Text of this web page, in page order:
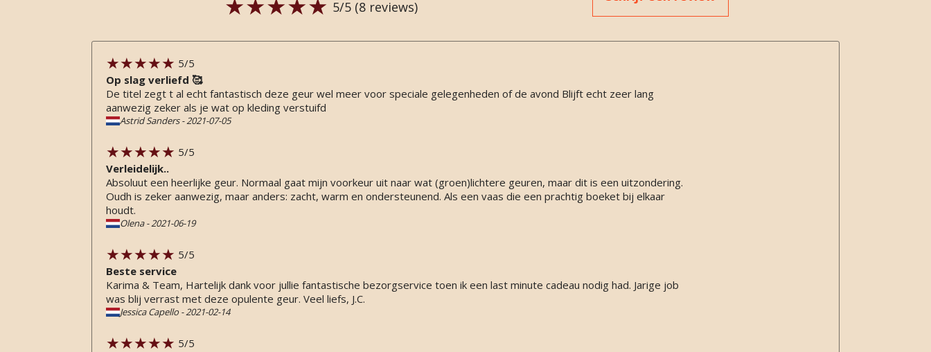
5/5 (8 reviews)
5/5
Op slag verliefd 🥰
De titel zegt t al echt fantastisch deze geur wel meer voor speciale gelegenheden of de avond Blijft echt zeer lang
aanwezig zeker als je wat op kleding verstuifd
Astrid Sanders-2021-07-05
5/5
Verleidelijk..
Absoluut een heerlijke geur. Normaal gaat mijn voorkeur uit naar wat (groen)lichtere geuren, maar dit is een uitzondering.
Oudh is zeker aanwezig, maar anders: zacht, warm en ondersteunend. Als een vaas die een prachtig boeket bij elkaar
houdt.
Olena-2021-06-19
5/5
Beste service
Karima & Team, Hartelijk dank voor jullie fantastische bezorgservice toen ik een last minute cadeau nodig had. Jarige job
was blij verrast met deze opulente geur. Veel liefs, J.C.
Jessica Capello-2021-02-14
5/5